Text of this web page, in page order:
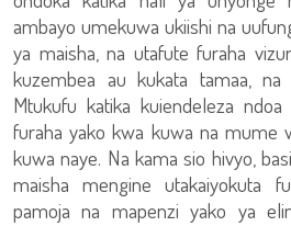
ambayo umekuwa ukiishi na
ya maisha, na utafute furaha
kuzembea au kukata tamaa,
Mtukufu katika kuiendeleza
furaha yako kwa kuwa na mume
kuwa naye. Na kama sio hivyo,
maisha mengine utakaiyokuta
pamoja na mapenzi yako ya